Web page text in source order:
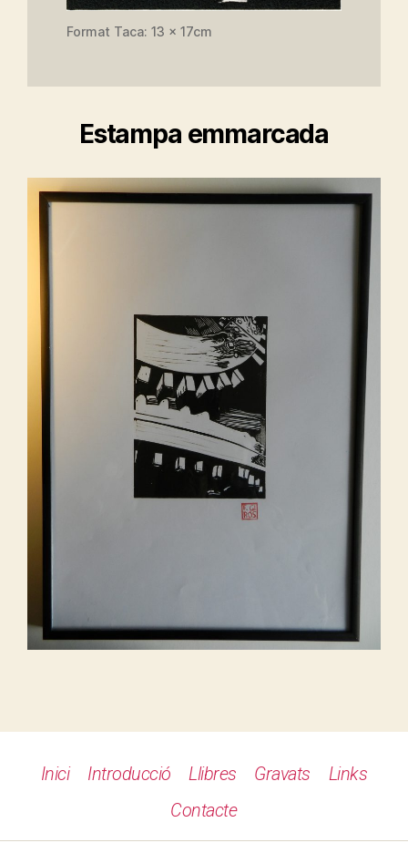
Format Taca: 13 x 17cm
Estampa emmarcada
Inici Introducció Llibres Gravats
Links
Contacte